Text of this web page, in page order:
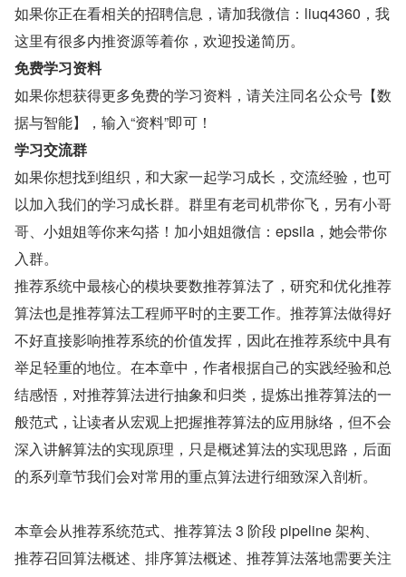
如果你正在看相关的招聘信息，请加我微信：liuq4360，我
这里有很多内推资源等着你，欢迎投递简历。
免费学习资料
如果你想获得更多免费的学习资料，请关注同名公众号【数
据与智能】，输入“资料”即可！
学习交流群
如果你想找到组织，和大家一起学习成长，交流经验，也可
以加入我们的学习成长群。群里有老司机带你飞，另有小哥
哥、小姐姐等你来勾搭！加小姐姐微信：epsila，她会带你
入群。
推荐系统中最核心的模块要数推荐算法了，研究和优化推荐
算法也是推荐算法工程师平时的主要工作。推荐算法做得好
不好直接影响推荐系统的价值发挥，因此在推荐系统中具有
举足轻重的地位。在本章中，作者根据自己的实践经验和总
结感悟，对推荐算法进行抽象和归类，提炼出推荐算法的一
般范式，让读者从宏观上把握推荐算法的应用脉络，但不会
深入讲解算法的实现原理，只是概述算法的实现思路，后面
的系列章节我们会对常用的重点算法进行细致深入剖析。
本章会从推荐系统范式、推荐算法 3 阶段 pipeline 架构、
推荐召回算法概述、排序算法概述、推荐算法落地需要关注